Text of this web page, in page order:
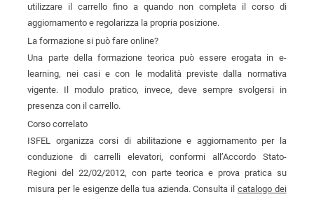
utilizzare il carrello fino a quando non completa il corso di
aggiornamento e regolarizza la propria posizione.
La formazione si può fare online?
Una parte della formazione teorica può essere erogata in e-
learning, nei casi e con le modalità previste dalla normativa
vigente. Il modulo pratico, invece, deve sempre svolgersi in
presenza con il carrello.
Corso correlato
ISFEL organizza corsi di abilitazione e aggiornamento per la
conduzione di carrelli elevatori, conformi all’Accordo Stato-
Regioni del 22/02/2012, con parte teorica e prova pratica su
misura per le esigenze della tua azienda. Consulta il catalogo dei